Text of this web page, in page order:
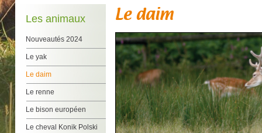
Des
des
Les animaux
Nouveautés 2024
Le yak
Le daim
Le renne
Le bison européen
Le cheval Konik Polski
Le daim